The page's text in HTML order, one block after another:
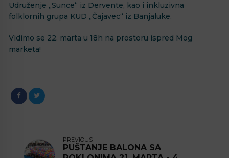
Udruženje „Sunce“ iz Dervente, kao i inkluzivna
folklornih grupa KUD „Čajavec“ iz Banjaluke.
Vidimo se 22. marta u 18h na prostoru ispred Mog
marketa!
PREVIOUS
PUŠTANJE BALONA SA